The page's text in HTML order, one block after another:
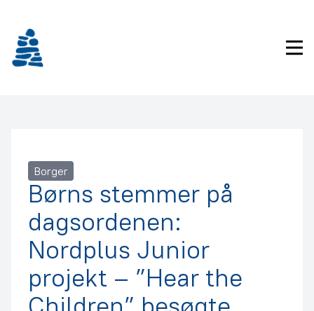
indhold
Borger
Børns stemmer på
dagsordenen:
Nordplus Junior
projekt – ”Hear the